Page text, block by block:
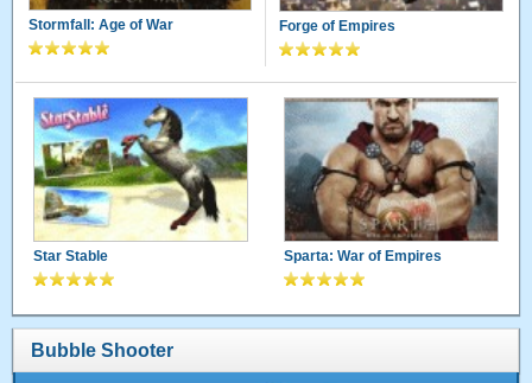
Stormfall: Age of War Forge of Empires
Star Stable Sparta: War of Empires
Bubble Shooter